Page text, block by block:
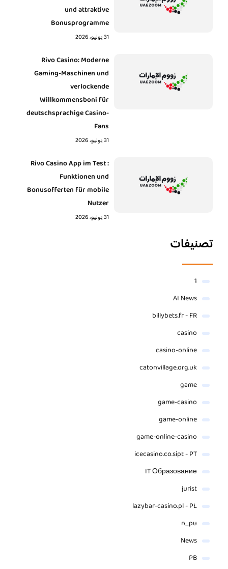
und attraktive
Bonusprogramme
31 يوليو، 2026
Rivo Casino: Moderne
Gaming-Maschinen und
verlockende
Willkommensboni für
deutschsprachige Casino-
Fans
31 يوليو، 2026
Rivo Casino App im Test :
Funktionen und
Bonusofferten für mobile
Nutzer
31 يوليو، 2026
تصنيفات
1
AI News
billybets.fr - FR
casino
casino-online
catonvillage.org.uk
game
game-casino
game-online
game-online-casino
icecasino.co.sipt - PT
IT Образование
jurist
lazybar-casino.pl - PL
n_pu
News
PB